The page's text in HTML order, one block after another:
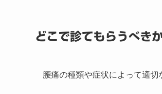
どこで診てもらうべき
腰痛の種類や症状によって適切